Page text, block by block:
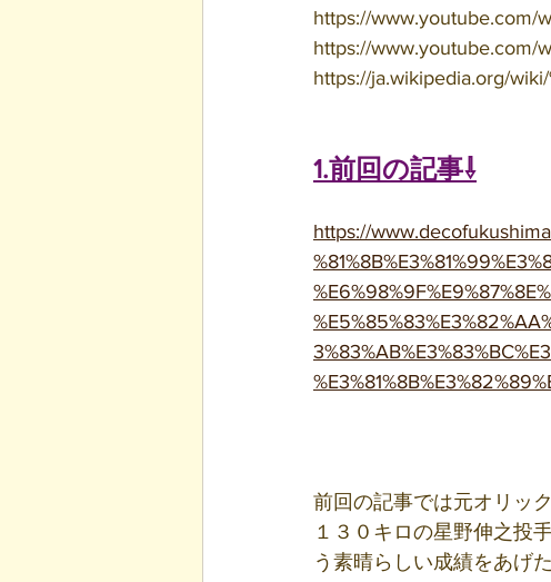
https://www.youtube.com/
https://www.youtube.com/
https://ja.wikipedia.org/wiki/
1.前回の記事⇩
https://
前回の記事では元オリッ
１３０キロの星野伸之投
う素晴らしい成績をあげ